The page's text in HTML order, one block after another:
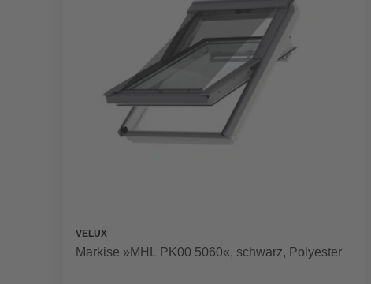
VELUX
Markise »MHL PK00 5060«, schwarz, Polyester